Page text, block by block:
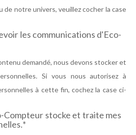
de notre univers, veuillez cocher la case
les communications d'Eco-
demandé, nous devons stocker et
Si vous nous autorisez à
à cette fin, cochez la case ci-
Compteur stocke et traite mes
*